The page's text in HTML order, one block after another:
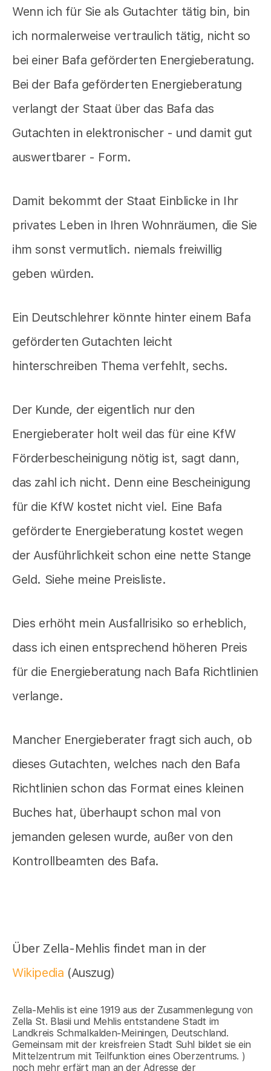
Wenn ich für Sie als Gutachter tätig bin, bin
ich normalerweise vertraulich tätig, nicht so
bei einer Bafa geförderten Energieberatung.
Bei der Bafa geförderten Energieberatung
verlangt der Staat über das Bafa das
Gutachten in elektronischer - und damit gut
auswertbarer - Form.
Damit bekommt der Staat Einblicke in Ihr
privates Leben in Ihren Wohnräumen, die Sie
ihm sonst vermutlich. niemals freiwillig
geben würden.
Ein Deutschlehrer könnte hinter einem Bafa
geförderten Gutachten leicht
hinterschreiben Thema verfehlt, sechs.
Der Kunde, der eigentlich nur den
Energieberater holt weil das für eine KfW
Förderbescheinigung nötig ist, sagt dann,
das zahl ich nicht. Denn eine Bescheinigung
für die KfW kostet nicht viel. Eine Bafa
geförderte Energieberatung kostet wegen
der Ausführlichkeit schon eine nette Stange
Geld. Siehe meine Preisliste.
Dies erhöht mein Ausfallrisiko so erheblich,
dass ich einen entsprechend höheren Preis
für die Energieberatung nach Bafa Richtlinien
verlange.
Mancher Energieberater fragt sich auch, ob
dieses Gutachten, welches nach den Bafa
Richtlinien schon das Format eines kleinen
Buches hat, überhaupt schon mal von
jemanden gelesen wurde, außer von den
Kontrollbeamten des Bafa.
Über Zella-Mehlis findet man in der
Wikipedia (Auszug)
Zella-Mehlis ist eine 1919 aus der Zusammenlegung von
Zella St. Blasii und Mehlis entstandene Stadt im
Landkreis Schmalkalden-Meiningen, Deutschland.
Gemeinsam mit der kreisfreien Stadt Suhl bildet sie ein
Mittelzentrum mit Teilfunktion eines Oberzentrums. )
noch mehr erfärt man an der Adresse der